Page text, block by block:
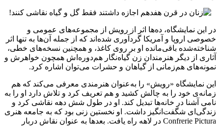
در این نمایشگاه، ده‌ها اثر از رویش از مجموعه‌های عمومی و
خصوصی اروپا و آمریکا گردآوری شده‌اند که از جمله آن‌ها به تنها اثر
شناخته‌شده باقی‌مانده او بر روی کاغذ، و همچنین نسخه‌های خطی،
آثاری از دیگر هنرمندان زن گیاه‌نگار هم‌دوره‌اش همچون خواهرش و
نمونه‌های هم‌زمانی از گیاهان و حشرات می‌توان اشاره کرد.
این نمایشگاه «رویش» را به‌عنوان هنرمندی معرفی می‌کند که هم
زمانه‌ی خود را به چالش کشید و هم تعریف کرد و تلاش دارد او را به
نامی آشنا در خانه‌ها تبدیل کند. او در طول شش دهه نقاشی کرد و
زندگی‌ای شگفت‌انگیز داشت. او نخستین زنی بود که به جامعه هنری
Confrerie Pictura در لاهه راه یافت. بعدها به‌ عنوان نقاش دربار